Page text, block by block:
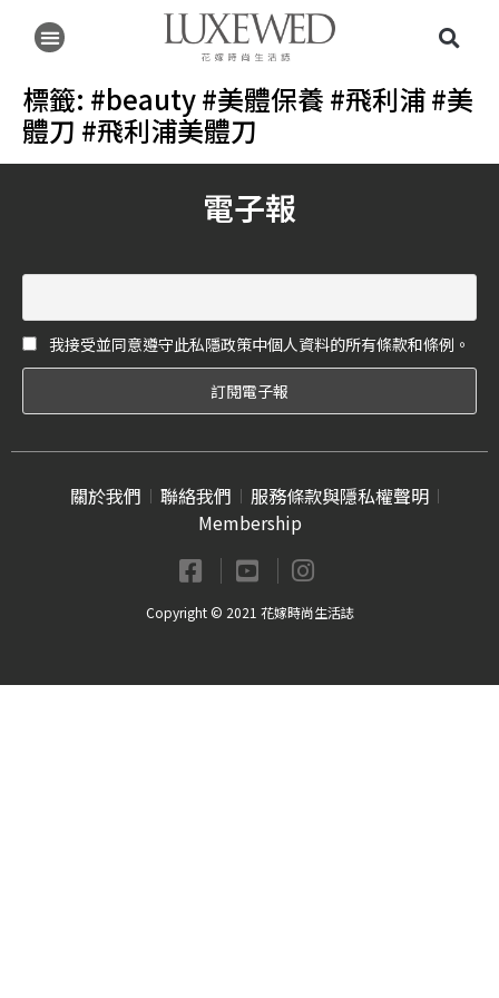
標籤: #beauty #美體保養 #飛利浦 #美
體刀 #飛利浦美體刀
電子報
我接受並同意遵守此私隱政策中個人資料的所有條款和條例。
關於我們 聯絡我們
服務條款與隱私權聲明
Membership
Copyright © 2021 花嫁時尚生活誌